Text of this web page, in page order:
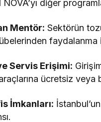
diğer
Mentör: Sektörün
faydalanma
Servis Erişimi:
ücretsiz veya
İmkanları: